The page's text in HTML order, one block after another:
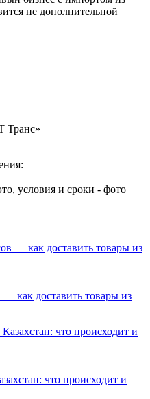
не дополнительной
Транс»
как доставить товары из
что происходит и